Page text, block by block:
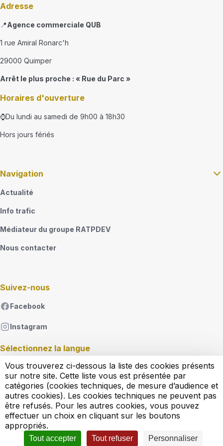
Adresse
📍Agence commerciale QUB
1 rue Amiral Ronarc'h
29000 Quimper
Arrêt le plus proche : « Rue du Parc »
Horaires d'ouverture
⌚Du lundi au samedi de 9h00 à 18h30
Hors jours fériés
Navigation
Actualité
Info trafic
Médiateur du groupe RATPDEV
Nous contacter
Suivez-nous
Facebook
Instagram
Sélectionnez la langue
French
Lister les actions supplémentaires
Règlement d'exploitation
Conditions générales de vente
Conditions générales d'utilisation
Politique cookies
Politique de confidentialité
Vous trouverez ci-dessous la liste des cookies présents
sur notre site. Cette liste vous est présentée par
catégories (cookies techniques, de mesure d’audience et
autres cookies). Les cookies techniques ne peuvent pas
être refusés. Pour les autres cookies, vous pouvez
effectuer un choix en cliquant sur les boutons
appropriés.
Tout accepter Tout refuser Personnaliser